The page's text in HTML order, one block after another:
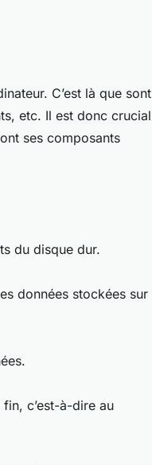
C’est là que sont
etc. Il est donc crucial
ses composants
du disque dur.
données stockées sur
c’est-à-dire au